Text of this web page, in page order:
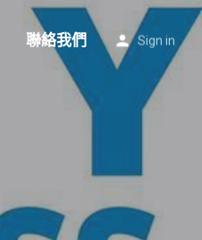
聯絡我們 Sign in